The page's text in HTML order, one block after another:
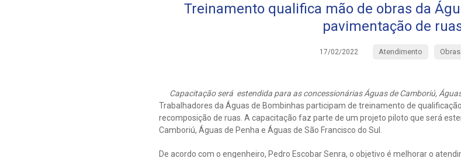
Treinamento qualifica mão de obras da
pavimentação de
17/02/2022 Atendimento Obras
Capacitação será estendida para as concessionárias Águas de Camboriú,
Trabalhadores da Águas de Bombinhas participam de treinamento de
recomposição de ruas. A capacitação faz parte de um projeto piloto que será
Camboriú, Águas de Penha e Águas de São Francisco do Sul.
De acordo com o engenheiro, Pedro Escobar Senra, o objetivo é melhorar o